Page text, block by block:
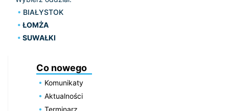
BIAŁYSTOK
ŁOMŻA
SUWAŁKI
Co nowego
Komunikaty
Aktualności
Terminarz